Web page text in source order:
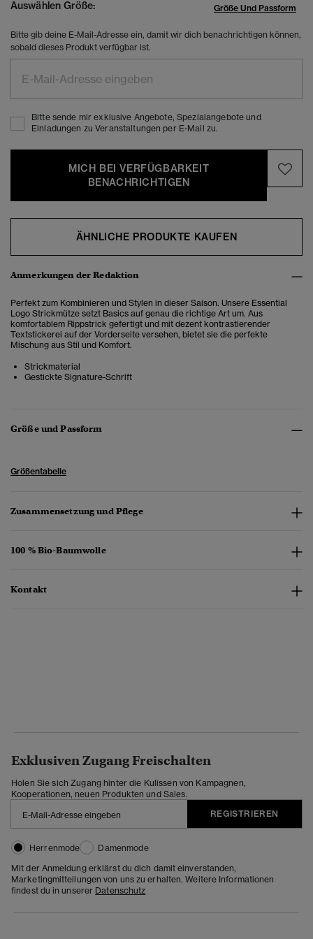
Auswählen Größe: Größe Und Passform
Bitte gib deine E-Mail-Adresse ein, damit wir dich benachrichtigen können,
sobald dieses Produkt verfügbar ist.
Bitte sende mir exklusive Angebote, Spezialangebote und
Einladungen zu Veranstaltungen per E-Mail zu.
MICH BEI VERFÜGBARKEIT
BENACHRICHTIGEN
ÄHNLICHE PRODUKTE KAUFEN
Anmerkungen der Redaktion
Perfekt zum Kombinieren und Stylen in dieser Saison. Unsere Essential
Logo Strickmütze setzt Basics auf genau die richtige Art um. Aus
komfortablem Rippstrick gefertigt und mit dezent kontrastierender
Textstickerei auf der Vorderseite versehen, bietet sie die perfekte
Mischung aus Stil und Komfort.
Strickmaterial
Gestickte Signature-Schrift
Größe und Passform
Größentabelle
Zusammensetzung und Pflege
100 % Bio-Baumwolle
Kontakt
Exklusiven Zugang Freischalten
Holen Sie sich Zugang hinter die Kulissen von Kampagnen,
Kooperationen, neuen Produkten und Sales.
REGISTRIEREN
Herrenmode
Damenmode
Mit der Anmeldung erklärst du dich damit einverstanden,
Marketingmitteilungen von uns zu erhalten. Weitere Informationen
findest du in unserer Datenschutz